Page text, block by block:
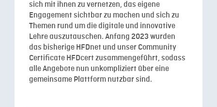
sich mit ihnen zu vernetzen, das eigene
Engagement sichtbar zu machen und sich zu
Themen rund um die digitale und innovative
Lehre auszutauschen. Anfang 2023 wurden
das bisherige HFDnet und unser Community
Certificate HFDcert zusammengeführt, sodass
alle Angebote nun unkompliziert über eine
gemeinsame Plattform nutzbar sind.